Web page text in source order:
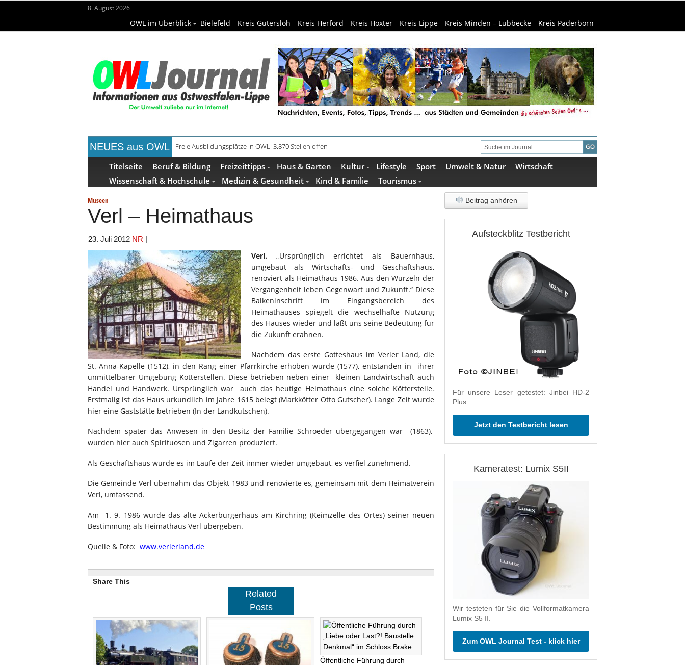
8. August 2026
OWL im Überblick Bielefeld Kreis Gütersloh Kreis Herford Kreis Höxter Kreis Lippe Kreis Minden – Lübbecke Kreis Paderborn
NEUES aus OWL Freie Ausbildungsplätze in OWL: 3.870 Stellen offen
Recyclingpapier in Küche und Bad schont Ressourcen
Titelseite Beruf & Bildung Freizeittipps Haus & Garten Kultur Lifestyle Sport Umwelt & Natur
Wirtschaft
Wissenschaft & Hochschule
Medizin & Gesundheit Kind & Familie Tourismus
Museen
Verl – Heimathaus
23. Juli 2012 NR |
Verl. „Ursprünglich errichtet als Bauernhaus,
umgebaut als Wirtschafts- und Geschäftshaus,
renoviert als Heimathaus 1986. Aus den Wurzeln der
Vergangenheit leben Gegenwart und Zukunft.“ Diese
Balkeninschrift im Eingangsbereich des
Heimathauses spiegelt die wechselhafte Nutzung
des Hauses wieder und läßt uns seine Bedeutung für
die Zukunft erahnen.
Nachdem das erste Gotteshaus im Verler Land, die
St.-Anna-Kapelle (1512), in den Rang einer Pfarrkirche erhoben wurde (1577), entstanden in ihrer
unmittelbarer Umgebung Kötterstellen. Diese betrieben neben einer kleinen Landwirtschaft auch
Handel und Handwerk. Ursprünglich war auch das heutige Heimathaus eine solche Kötterstelle.
Erstmalig ist das Haus urkundlich im Jahre 1615 belegt (Markkötter Otto Gutscher). Lange Zeit wurde
hier eine Gaststätte betrieben (In der Landkutschen).
Nachdem später das Anwesen in den Besitz der Familie Schroeder übergegangen war (1863),
wurden hier auch Spirituosen und Zigarren produziert.
Als Geschäftshaus wurde es im Laufe der Zeit immer wieder umgebaut, es verfiel zunehmend.
Die Gemeinde Verl übernahm das Objekt 1983 und renovierte es, gemeinsam mit dem Heimatverein
Verl, umfassend.
Am 1. 9. 1986 wurde das alte Ackerbürgerhaus am Kirchring (Keimzelle des Ortes) seiner neuen
Bestimmung als Heimathaus Verl übergeben.
Quelle & Foto: www.verlerland.de
Share This
Related
Posts
Öffentliche Führung durch
Beitrag anhören
Aufsteckblitz Testbericht
Für unsere Leser getestet: Jinbei HD-2
Plus.
Jetzt den Testbericht lesen
Kameratest: Lumix S5II
Wir testeten für Sie die Vollformatkamera
Lumix S5 II.
Zum OWL Journal Test - klick hier